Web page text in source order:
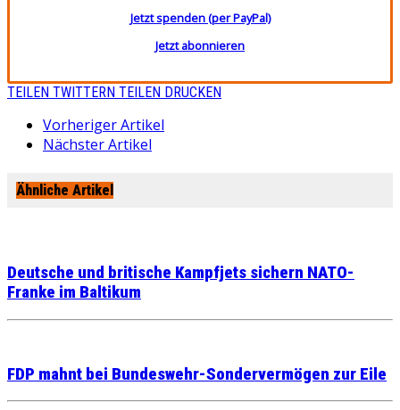
Jetzt spenden (per PayPal)
Jetzt abonnieren
TEILEN TWITTERN TEILEN DRUCKEN
Vorheriger Artikel
Nächster Artikel
Ähnliche Artikel
Deutsche und britische Kampfjets sichern NATO-
Franke im Baltikum
FDP mahnt bei Bundeswehr-Sondervermögen zur Eile